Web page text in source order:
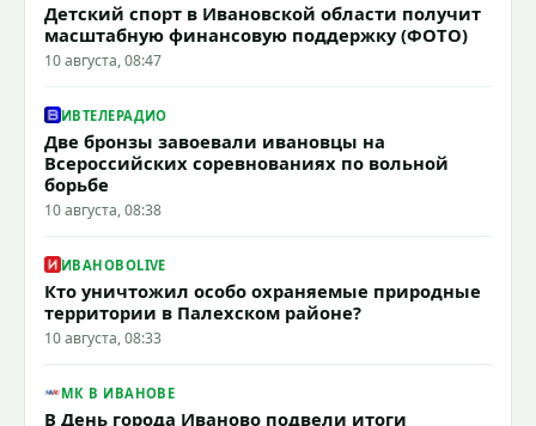
Детский спорт в Ивановской области получит
масштабную финансовую поддержку (ФОТО)
10 августа, 08:47
ИВТЕЛЕРАДИО
Две бронзы завоевали ивановцы на
Всероссийских соревнованиях по вольной
борьбе
10 августа, 08:38
ИВАНОВОLIVE
Кто уничтожил особо охраняемые природные
территории в Палехском районе?
10 августа, 08:33
МК В ИВАНОВЕ
В День города Иваново подвели итоги